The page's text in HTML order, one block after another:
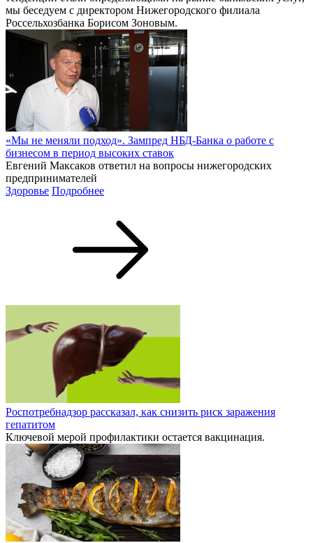
мы беседуем с директором Нижегородского филиала
Россельхозбанка Борисом Зоновым.
«Мы не меняли подход». Зампред НБД-Банка о работе с
бизнесом в период высоких ставок
Евгений Максаков ответил на вопросы нижегородских
предпринимателей
Здоровье Подробнее
Роспотребнадзор рассказал, как снизить риск заражения
гепатитом
Ключевой мерой профилактики остается вакцинация.